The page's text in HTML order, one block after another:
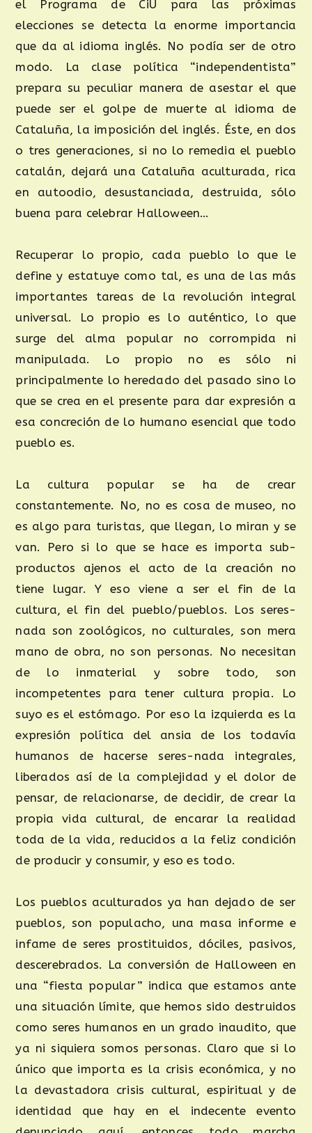
el Programa de CiU para las próximas
elecciones se detecta la enorme importancia
que da al idioma inglés. No podía ser de otro
modo. La clase política “independentista”
prepara su peculiar manera de asestar el que
puede ser el golpe de muerte al idioma de
Cataluña, la imposición del inglés. Éste, en dos
o tres generaciones, si no lo remedia el pueblo
catalán, dejará una Cataluña aculturada, rica
en autoodio, desustanciada, destruida, sólo
buena para celebrar Halloween…
Recuperar lo propio, cada pueblo lo que le
define y estatuye como tal, es una de las más
importantes tareas de la revolución integral
universal. Lo propio es lo auténtico, lo que
surge del alma popular no corrompida ni
manipulada. Lo propio no es sólo ni
principalmente lo heredado del pasado sino lo
que se crea en el presente para dar expresión a
esa concreción de lo humano esencial que todo
pueblo es.
La cultura popular se ha de crear
constantemente. No, no es cosa de museo, no
es algo para turistas, que llegan, lo miran y se
van. Pero si lo que se hace es importa sub-
productos ajenos el acto de la creación no
tiene lugar. Y eso viene a ser el fin de la
cultura, el fin del pueblo/pueblos. Los seres-
nada son zoológicos, no culturales, son mera
mano de obra, no son personas. No necesitan
de lo inmaterial y sobre todo, son
incompetentes para tener cultura propia. Lo
suyo es el estómago. Por eso la izquierda es la
expresión política del ansia de los todavía
humanos de hacerse seres-nada integrales,
liberados así de la complejidad y el dolor de
pensar, de relacionarse, de decidir, de crear la
propia vida cultural, de encarar la realidad
toda de la vida, reducidos a la feliz condición
de producir y consumir, y eso es todo.
Los pueblos aculturados ya han dejado de ser
pueblos, son populacho, una masa informe e
infame de seres prostituidos, dóciles, pasivos,
descerebrados. La conversión de Halloween en
una “fiesta popular” indica que estamos ante
una situación límite, que hemos sido destruidos
como seres humanos en un grado inaudito, que
ya ni siquiera somos personas. Claro que si lo
único que importa es la crisis económica, y no
la devastadora crisis cultural, espiritual y de
identidad que hay en el indecente evento